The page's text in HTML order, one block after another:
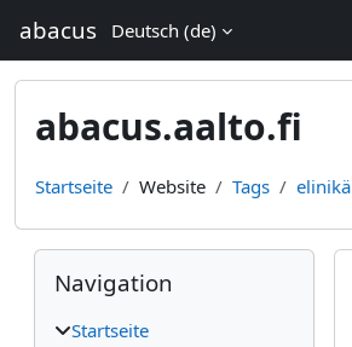
abacus Deutsch ‎(de)‎
abacus.aalto.fi
Startseite Website Tags elinikä
Blöcke
Navigation überspringen
Navigation
Startseite